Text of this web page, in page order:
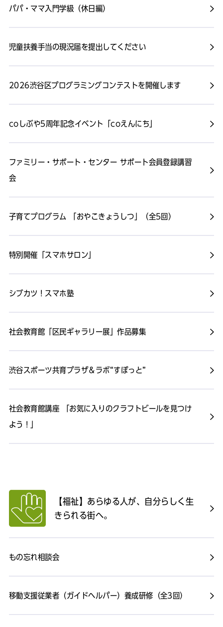
パパ・ママ入門学級（休日編）
児童扶養手当の現況届を提出してください
2026渋谷区プログラミングコンテストを開催します
coしぶや5周年記念イベント「coえんにち」
ファミリー・サポート・センター サポート会員登録講習
会
子育てプログラム 「おやこきょうしつ」（全5回）
特別開催「スマホサロン」
シブカツ！スマホ塾
社会教育館「区民ギャラリー展」作品募集
渋谷スポーツ共育プラザ＆ラボ“すぽっと”
社会教育館講座 「お気に入りのクラフトビールを見つけ
よう！」
【福祉】あらゆる人が、自分らしく生
きられる街へ。
もの忘れ相談会
移動支援従業者（ガイドヘルパー）養成研修（全3回）